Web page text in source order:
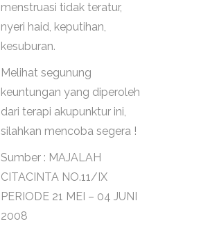
menstruasi tidak teratur,
nyeri haid, keputihan,
kesuburan.
Melihat segunung
keuntungan yang diperoleh
dari terapi akupunktur ini,
silahkan mencoba segera !
Sumber : MAJALAH
CITACINTA NO.11/IX
PERIODE 21 MEI – 04 JUNI
2008